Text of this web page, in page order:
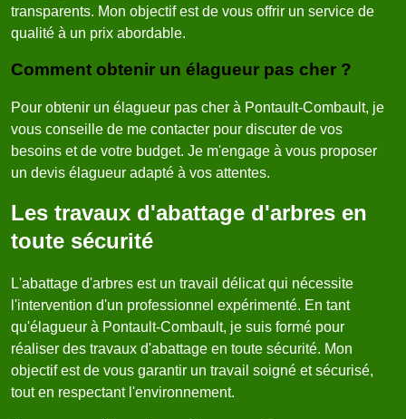
transparents. Mon objectif est de vous offrir un service de
qualité à un prix abordable.
Comment obtenir un élagueur pas cher ?
Pour obtenir un élagueur pas cher à Pontault-Combault, je
vous conseille de me contacter pour discuter de vos
besoins et de votre budget. Je m'engage à vous proposer
un devis élagueur adapté à vos attentes.
Les travaux d'abattage d'arbres en
toute sécurité
L'abattage d'arbres est un travail délicat qui nécessite
l'intervention d'un professionnel expérimenté. En tant
qu'élagueur à Pontault-Combault, je suis formé pour
réaliser des travaux d'abattage en toute sécurité. Mon
objectif est de vous garantir un travail soigné et sécurisé,
tout en respectant l'environnement.